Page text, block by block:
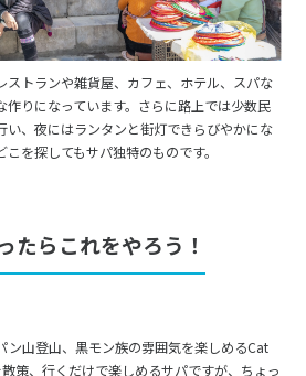
ストランや雑貨屋、カフェ、ホテル、スパな
作りになっています。さらに路上では少数民
い、夜にはランタンと街灯できらびやかにな
を探してもサパ独特のものです。
たらこれをやろう！
ン山登山、黒モン族の雰囲気を楽しめるCat
策、行くだけで楽しめるサパですが、ちょっ